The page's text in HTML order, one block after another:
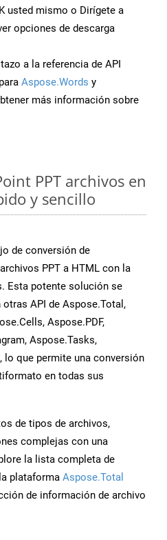
usted mismo o Dirígete a
opciones de descarga
a la referencia de API
Aspose.Words y
más información sobre
PPT archivos en
y sencillo
de conversión de
PPT a HTML con la
Esta potente solución se
API de Aspose.Total,
Aspose.PDF,
Aspose.Tasks,
lo que permite una conversión
en todas sus
de tipos de archivos,
complejas con una
la lista completa de
plataforma Aspose.Total
de información de archivo